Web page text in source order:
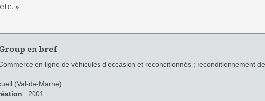
»
en bref
en ligne de véhicules d'occasion et reconditionnés ; reconditionnement de
(Val-de-Marne)
: 2001